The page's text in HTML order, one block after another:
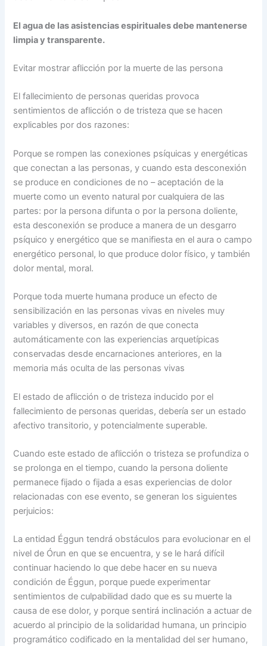
El agua de las asistencias espirituales debe mantenerse
limpia y transparente.
Evitar mostrar aflicción por la muerte de las persona
El fallecimiento de personas queridas provoca
sentimientos de aflicción o de tristeza que se hacen
explicables por dos razones:
Porque se rompen las conexiones psíquicas y energéticas
que conectan a las personas, y cuando esta desconexión
se produce en condiciones de no – aceptación de la
muerte como un evento natural por cualquiera de las
partes: por la persona difunta o por la persona doliente,
esta desconexión se produce a manera de un desgarro
psíquico y energético que se manifiesta en el aura o campo
energético personal, lo que produce dolor físico, y también
dolor mental, moral.
Porque toda muerte humana produce un efecto de
sensibilización en las personas vivas en niveles muy
variables y diversos, en razón de que conecta
automáticamente con las experiencias arquetípicas
conservadas desde encarnaciones anteriores, en la
memoria más oculta de las personas vivas
El estado de aflicción o de tristeza inducido por el
fallecimiento de personas queridas, debería ser un estado
afectivo transitorio, y potencialmente superable.
Cuando este estado de aflicción o tristeza se profundiza o
se prolonga en el tiempo, cuando la persona doliente
permanece fijado o fijada a esas experiencias de dolor
relacionadas con ese evento, se generan los siguientes
perjuicios:
La entidad Éggun tendrá obstáculos para evolucionar en el
nivel de Órun en que se encuentra, y se le hará difícil
continuar haciendo lo que debe hacer en su nueva
condición de Éggun, porque puede experimentar
sentimientos de culpabilidad dado que es su muerte la
causa de ese dolor, y porque sentirá inclinación a actuar de
acuerdo al principio de la solidaridad humana, un principio
programático codificado en la mentalidad del ser humano,